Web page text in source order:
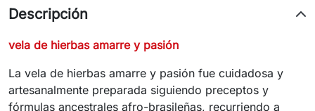
Descripción
vela de hierbas amarre y pasión
La vela de hierbas amarre y pasión fue cuidadosa y
artesanalmente preparada siguiendo preceptos y
fórmulas ancestrales afro-brasileñas, recurriendo a